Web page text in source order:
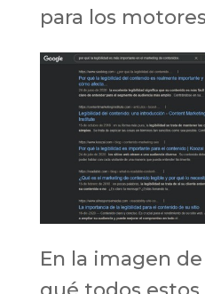
para los
En la imagen